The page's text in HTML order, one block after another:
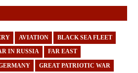
AVIATION BLACK SEA FLEET
IN RUSSIA FAR EAST
GREAT PATRIOTIC WAR